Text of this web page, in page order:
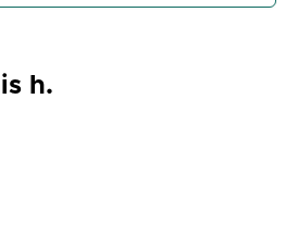
纳街（“弗拉迪斯拉夫·里布尼卡尔”
希尔顿酒店上方），Vračar
h.